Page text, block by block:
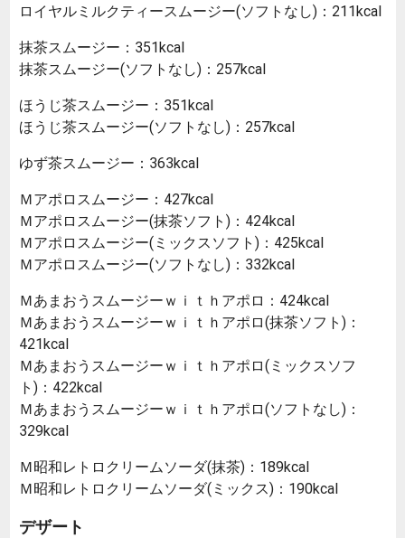
ロイヤルミルクティースムージー(ソフトなし)：211kcal
抹茶スムージー：351kcal
抹茶スムージー(ソフトなし)：257kcal
ほうじ茶スムージー：351kcal
ほうじ茶スムージー(ソフトなし)：257kcal
ゆず茶スムージー：363kcal
Ｍアポロスムージー：427kcal
Ｍアポロスムージー(抹茶ソフト)：424kcal
Ｍアポロスムージー(ミックスソフト)：425kcal
Ｍアポロスムージー(ソフトなし)：332kcal
Ｍあまおうスムージーｗｉｔｈアポロ：424kcal
Ｍあまおうスムージーｗｉｔｈアポロ(抹茶ソフト)：
421kcal
Ｍあまおうスムージーｗｉｔｈアポロ(ミックスソフ
ト)：422kcal
Ｍあまおうスムージーｗｉｔｈアポロ(ソフトなし)：
329kcal
Ｍ昭和レトロクリームソーダ(抹茶)：189kcal
Ｍ昭和レトロクリームソーダ(ミックス)：190kcal
デザート